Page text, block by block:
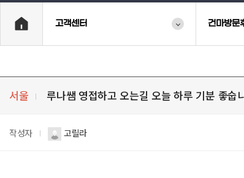
고객센터 건마방문
서울 루나쌤 영접하고 오는길 오늘 하루 기분 좋숩
작성자 고릴라